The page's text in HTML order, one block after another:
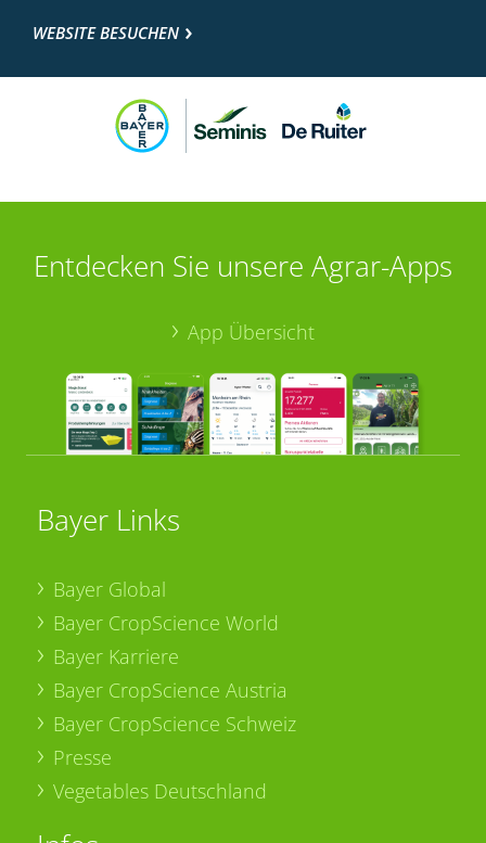
WEBSITE BESUCHEN
Entdecken Sie unsere Agrar-Apps
App Übersicht
Bayer Links
Bayer Global
Bayer CropScience World
Bayer Karriere
Bayer CropScience Austria
Bayer CropScience Schweiz
Presse
Vegetables Deutschland